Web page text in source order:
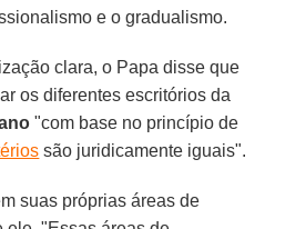
e o gradualismo.
clara, o Papa disse que
os diferentes escritórios da
"com base no princípio de
são juridicamente iguais".
suas próprias áreas de